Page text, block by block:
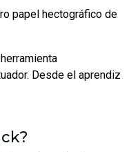
papel hectográfico de
Desde el aprendiz